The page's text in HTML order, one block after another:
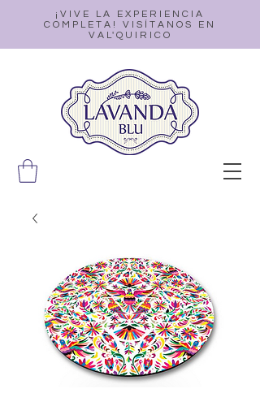
¡VIVE LA EXPERIENCIA
COMPLETA! VISÍTANOS EN
VAL'QUIRICO